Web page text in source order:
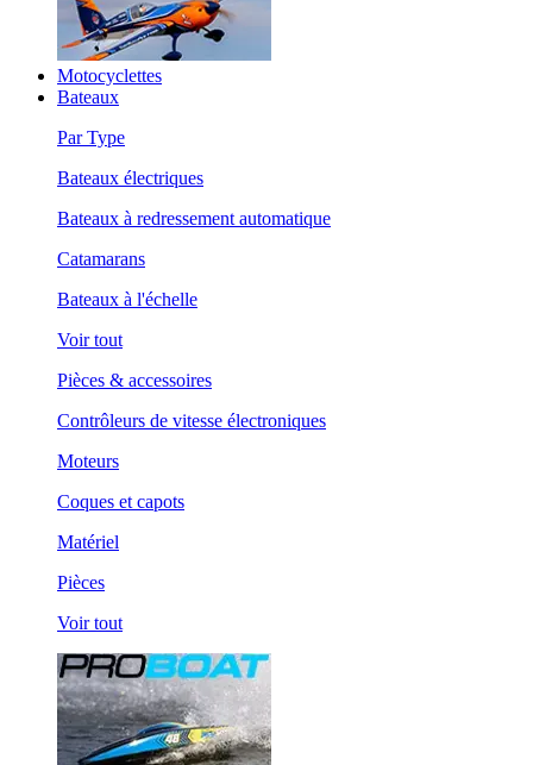
Motocyclettes
Bateaux
Par Type
Bateaux électriques
Bateaux à redressement automatique
Catamarans
Bateaux à l'échelle
Voir tout
Pièces & accessoires
Contrôleurs de vitesse électroniques
Moteurs
Coques et capots
Matériel
Pièces
Voir tout